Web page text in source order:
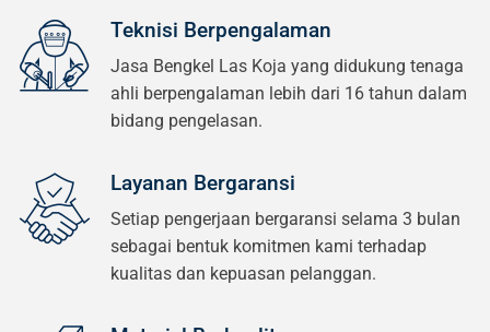
Teknisi Berpengalaman
Jasa Bengkel Las Koja yang didukung tenaga
ahli berpengalaman lebih dari 16 tahun dalam
bidang pengelasan.
Layanan Bergaransi
Setiap pengerjaan bergaransi selama 3 bulan
sebagai bentuk komitmen kami terhadap
kualitas dan kepuasan pelanggan.